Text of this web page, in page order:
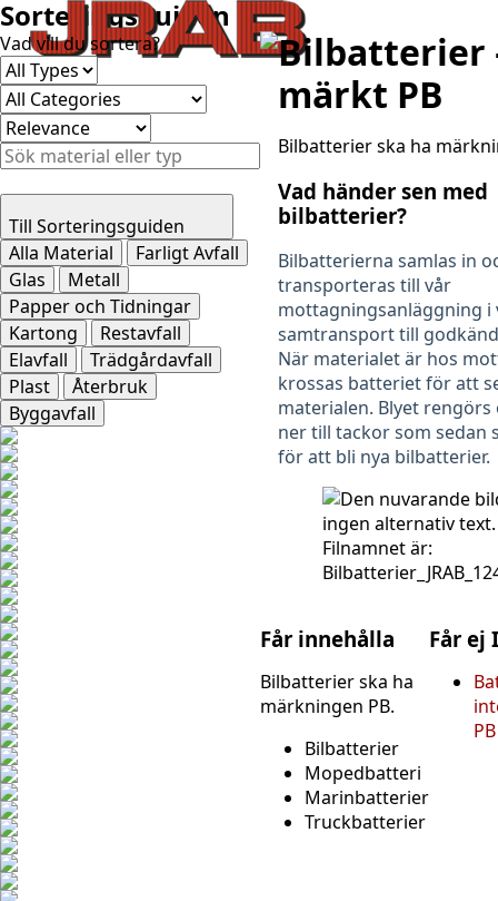
Sorteringsguiden
Vad vill du sortera?
Till Sorteringsguiden
Alla Material
Farligt Avfall
Glas
Metall
Papper och Tidningar
Kartong
Restavfall
Elavfall
Trädgårdavfall
Plast
Återbruk
Byggavfall
Bilbatterier
märkt PB
Bilbatterier ska ha
Vad händer sen med
bilbatterier?
Bilbatterierna samlas in
transporteras till vår
mottagningsanläggning i
samtransport till
När materialet är hos
krossas batteriet för att
materialen. Blyet rengörs
ner till tackor som sedan
för att bli nya bilbatterier.
Får innehålla
Bilbatterier ska ha
märkningen PB.
Bilbatterier
Mopedbatteri
Marinbatterier
Truckbatterier
Får ej
PB